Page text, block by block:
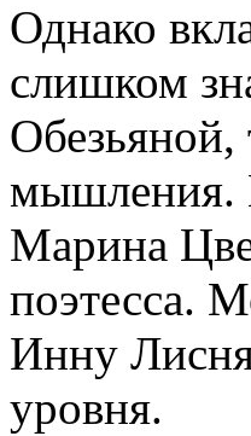
Однако
слишком
мышления.
Марина
поэтесса.
Инну
уровня.